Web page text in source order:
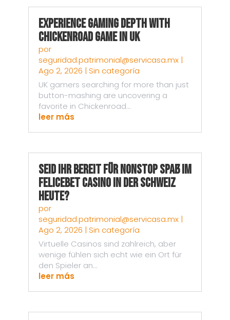
Experience Gaming Depth with
Chickenroad Game in UK
por
seguridad.patrimonial@servicasa.mx|
Ago 2, 2026 | Sin categoría
UK gamers searching for more than just
button-mashing are uncovering a
favorite in Chickenroad...
leer más
Seid ihr bereit für nonstop Spaß im
Felicebet Casino in der Schweiz
heute?
por
seguridad.patrimonial@servicasa.mx|
Ago 2, 2026 | Sin categoría
Virtuelle Casinos sind zahlreich, aber
wenige fühlen sich echt wie ein Ort für
den Spieler an...
leer más